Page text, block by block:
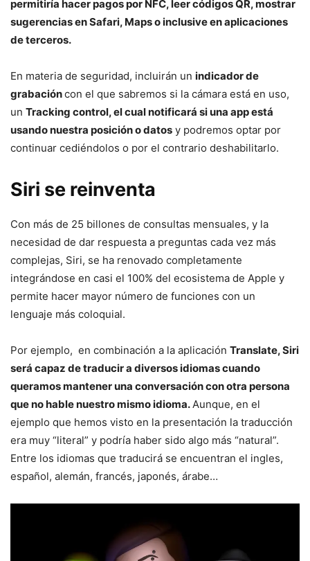
permitiría hacer pagos por NFC, leer códigos QR, mostrar
sugerencias en Safari, Maps o inclusive en aplicaciones
de terceros.
En materia de seguridad, incluirán un indicador de
grabacióncon el que sabremos si la cámara está en uso,
un Tracking control, el cual notificará si una app está
usando nuestra posición o datos y podremos optar por
continuar cediéndolos o por el contrario deshabilitarlo.
Siri se reinventa
Con más de 25 billones de consultas mensuales, y la
necesidad de dar respuesta a preguntas cada vez más
complejas, Siri, se ha renovado completamente
integrándose en casi el 100% del ecosistema de Apple y
permite hacer mayor número de funciones con un
lenguaje más coloquial.
Por ejemplo, en combinación a la aplicación Translate, Siri
será capaz de traducir a diversos idiomas cuando
queramos mantener una conversación con otra persona
que no hable nuestro mismo idioma.Aunque, en el
ejemplo que hemos visto en la presentación la traducción
era muy “literal” y podría haber sido algo más “natural”.
Entre los idiomas que traducirá se encuentran el ingles,
español, alemán, francés, japonés, árabe…